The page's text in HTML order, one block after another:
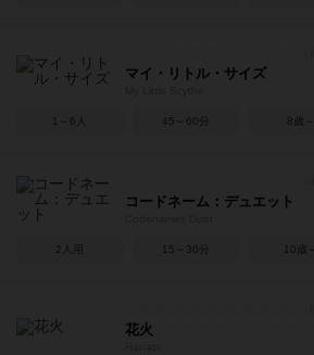
マイ・リトル・サイズ
1～6人 45～60分 8歳～
コードネーム：デュエット
2人用 15～30分 10歳～
花火